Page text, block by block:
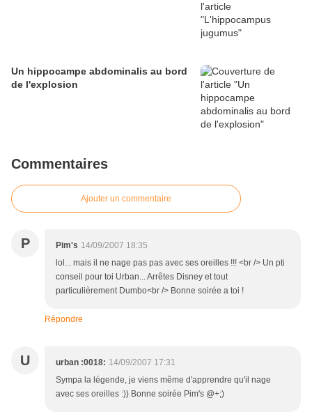
Un hippocampe abdominalis au bord
de l'explosion
Commentaires
Ajouter un commentaire
P Pim's 14/09/2007 18:35
lol... mais il ne nage pas pas avec ses oreilles !!! <br /> Un pti
conseil pour toi Urban... Arrêtes Disney et tout
particulièrement Dumbo<br /> Bonne soirée a toi !
Répondre
U urban :0018: 14/09/2007 17:31
Sympa la légende, je viens même d'apprendre qu'il nage
avec ses oreilles :)) Bonne soirée Pim's @+;)